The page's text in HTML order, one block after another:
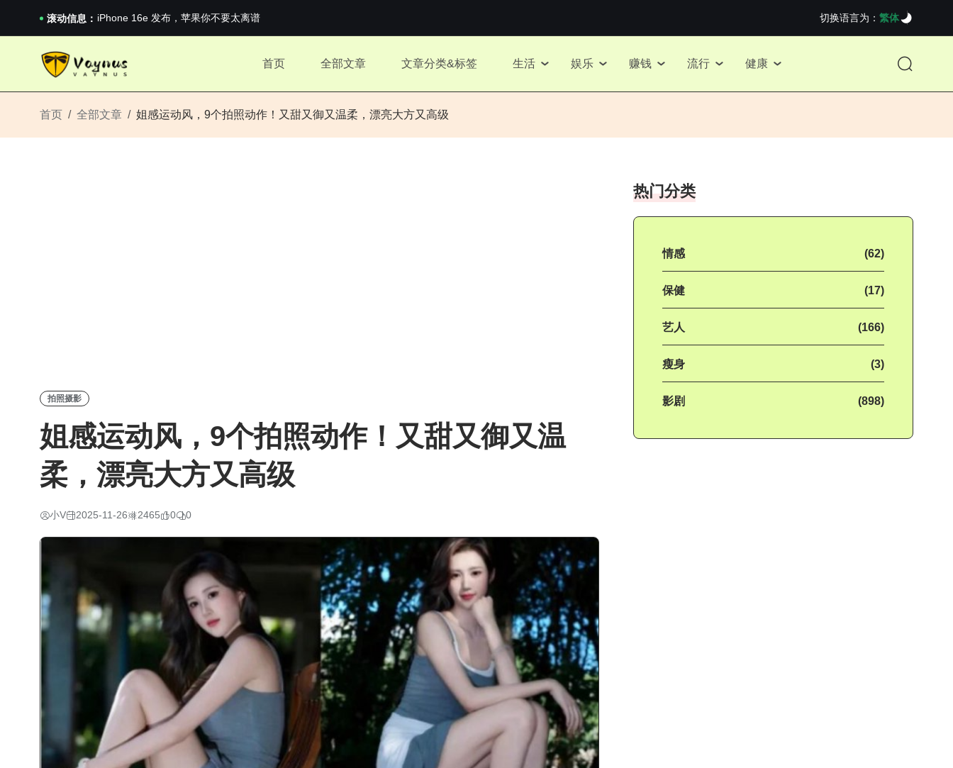
滚动信息： 2026澳网男单收官：全满贯对上全满亚，德约...
《巅峰守卫 Highguard》正式上线，官...
2026澳网男单收官：全满贯对上全满亚，德约...
切换语言为： 繁体
首页 全部文章 文章分类&标签 生活 娱乐 赚钱 流行 健康
首页 全部文章 姐感运动风，9个拍照动作！又甜又御又温柔，漂亮大方又高级
拍照摄影
姐感运动风，9个拍照动作！又甜又御又温
柔，漂亮大方又高级
小V 2025-11-26 2465 0 0
热门分类
情感 (62)
保健 (17)
艺人 (166)
瘦身 (3)
影剧 (898)